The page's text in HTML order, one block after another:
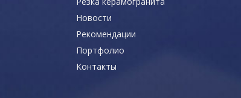
Новости
Рекомендации
Портфолио
Контакты